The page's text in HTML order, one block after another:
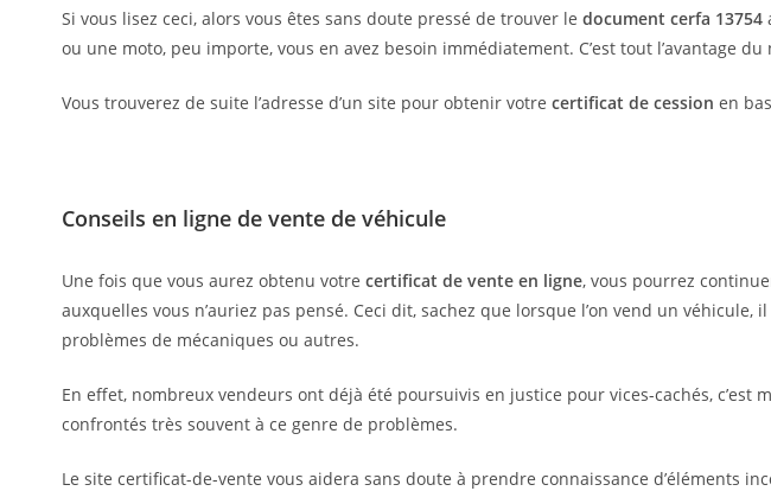
Si vous lisez ceci, alors vous êtes sans doute pressé de trouver le document cerfa 13754
ou une moto, peu importe, vous en avez besoin immédiatement. C’est tout l’avantage
Vous trouverez de suite l’adresse d’un site pour obtenir votre certificat de cession en
Conseils en ligne de vente de véhicule
Une fois que vous aurez obtenu votre certificat de vente en ligne, vous pourrez
auxquelles vous n’auriez pas pensé. Ceci dit, sachez que lorsque l’on vend un
problèmes de mécaniques ou autres.
En effet, nombreux vendeurs ont déjà été poursuivis en justice pour vices-cachés,
confrontés très souvent à ce genre de problèmes.
Le site certificat-de-vente vous aidera sans doute à prendre connaissance d’éléments